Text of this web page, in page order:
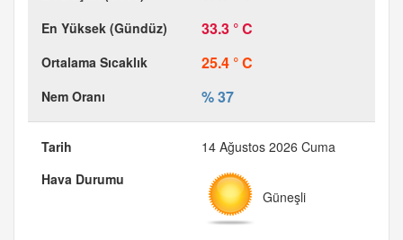
33.3 ° C
25.4 ° C
% 37
14 Ağustos 2026 Cuma
Güneşli